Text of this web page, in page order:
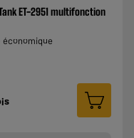
ET-2951 multifonction
économique